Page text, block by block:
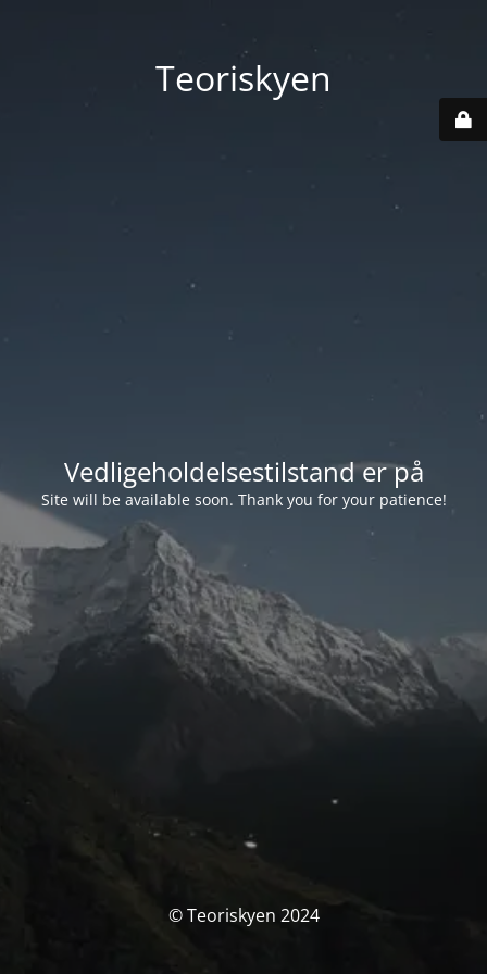
Teoriskyen
Vedligeholdelsestilstand er på
Site will be available soon. Thank you for your patience!
© Teoriskyen 2024